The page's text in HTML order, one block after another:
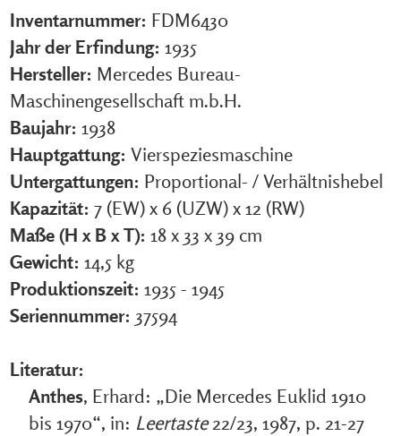
Inventarnummer: FDM6430
Jahr der Erfindung: 1935
Hersteller: Mercedes Bureau-
Maschinengesellschaft m.b.H.
Baujahr: 1938
Hauptgattung: Vierspeziesmaschine
Untergattungen: Proportional- / Verhältnishebel
Kapazität: 7 (EW) x 6 (UZW) x 12 (RW)
Maße (H x B x T): 18 x 33 x 39 cm
Gewicht: 14,5 kg
Produktionszeit: 1935 - 1945
Seriennummer: 37594
Literatur:
Anthes, Erhard: „Die Mercedes Euklid 1910
bis 1970“, in: Leertaste22/23, 1987, p. 21-27